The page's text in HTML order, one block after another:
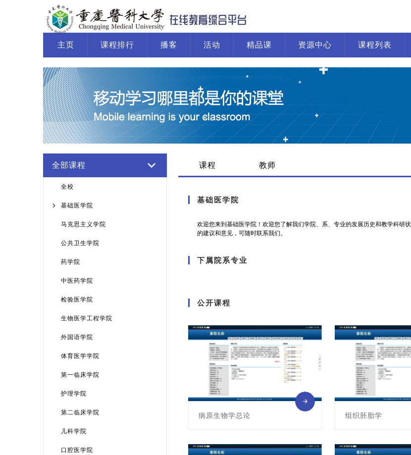
主页 课程排行 播客 活动 精品课 资源中心 课程列表
系统运行报告
全部课程
全校
基础医学院
马克思主义学院
公共卫生学院
药学院
中医药学院
检验医学院
生物医学工程学院
外国语学院
体育医学学院
第一临床学院
护理学院
第二临床学院
儿科学院
口腔医学院
课程 教师
基础医学院
欢迎您来到基础医学院！欢迎您了解我们学院、系、专业的发展历史和教学科研
的建议和意见，可随时联系我们。
下属院系专业
公开课程
病原生物学总论
主讲教师: 郭亚楠
组织胚胎学
主讲教师: 穆欣艺